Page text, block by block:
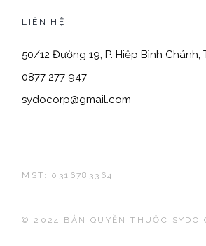
LIÊN HỆ
50/12 Đường 19, P. Hiệp Bình Chánh,
0877 277 947
sydocorp@gmail.com
MST: 0316783364
© 2024 BẢN QUYỀN THUỘC SYDO